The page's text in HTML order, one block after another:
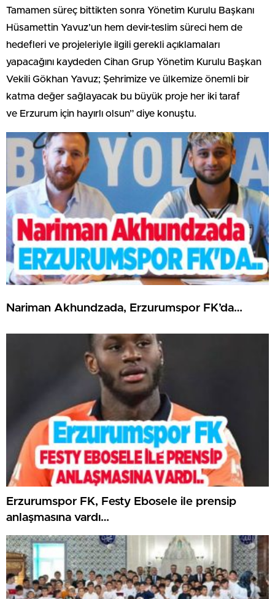
Tamamen süreç bittikten sonra Yönetim Kurulu Başkanı
Hüsamettin Yavuz’un hem devir-teslim süreci hem de
hedefleri ve projeleriyle ilgili gerekli açıklamaları
yapacağını kaydeden Cihan Grup Yönetim Kurulu Başkan
Vekili Gökhan Yavuz; Şehrimize ve ülkemize önemli bir
katma değer sağlayacak bu büyük proje her iki taraf
ve Erzurum için hayırlı olsun” diye konuştu.
Nariman Akhundzada, Erzurumspor FK’da…
Erzurumspor FK, Festy Ebosele ile prensip
anlaşmasına vardı…